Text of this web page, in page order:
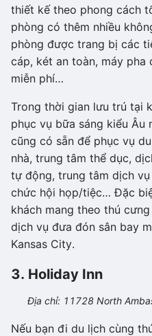
thiết kế theo phong cách
phòng có thêm nhiều
phòng được trang bị các
cáp, két an toàn, máy pha
miễn phí…
Trong thời gian lưu trú tại
phục vụ bữa sáng kiểu Âu
cũng có sẵn để phục vụ
nhà, trung tâm thể dục,
tự động, trung tâm dịch
chức hội họp/tiệc… Đặc
khách mang theo thú
dịch vụ đưa đón sân bay
Kansas City.
3. Holiday Inn
Địa chỉ: 11728 North
Nếu bạn đi du lịch cùng